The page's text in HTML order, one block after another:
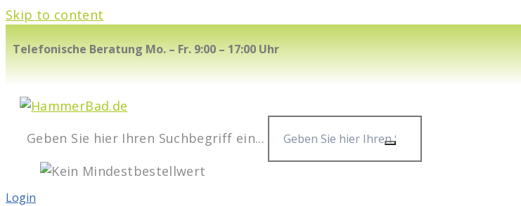
Skip to content
Telefonische Beratung Mo. – Fr. 9:00 – 17:00 Uhr
Geben Sie hier Ihren Suchbegriff ein...
Login